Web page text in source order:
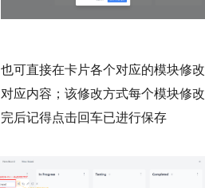
也可直接在卡片各个对应的模块修改
对应内容；该修改方式每个模块修改
完后记得点击回车已进行保存